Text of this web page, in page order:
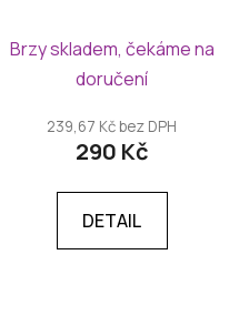
Brzy skladem, čekáme na
doručení
239,67 Kč bez DPH
290 Kč
DETAIL